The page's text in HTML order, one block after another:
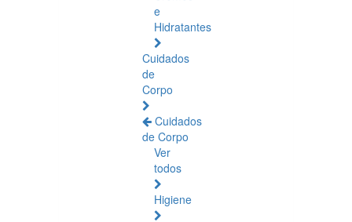
e
Hidratantes
Cuidados
de
Corpo
Cuidados
de Corpo
Ver
todos
Higiene